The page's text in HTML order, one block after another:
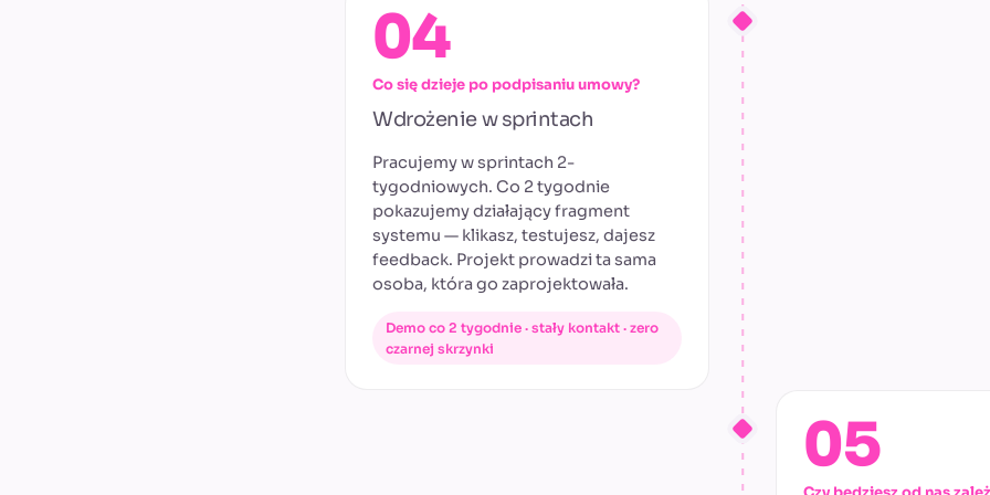
04
Co się dzieje po podpisaniu umowy?
Wdrożenie w sprintach
Pracujemy w sprintach 2-
tygodniowych. Co 2 tygodnie
pokazujemy działający fragment
systemu — klikasz, testujesz, dajesz
feedback. Projekt prowadzi ta sama
osoba, która go zaprojektowała.
Demo co 2 tygodnie · stały kontakt · zero
czarnej skrzynki
05